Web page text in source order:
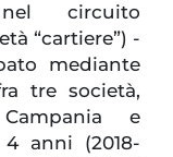
circuito
“cartiere”) -
mediante
tre società,
e
anni (2018-